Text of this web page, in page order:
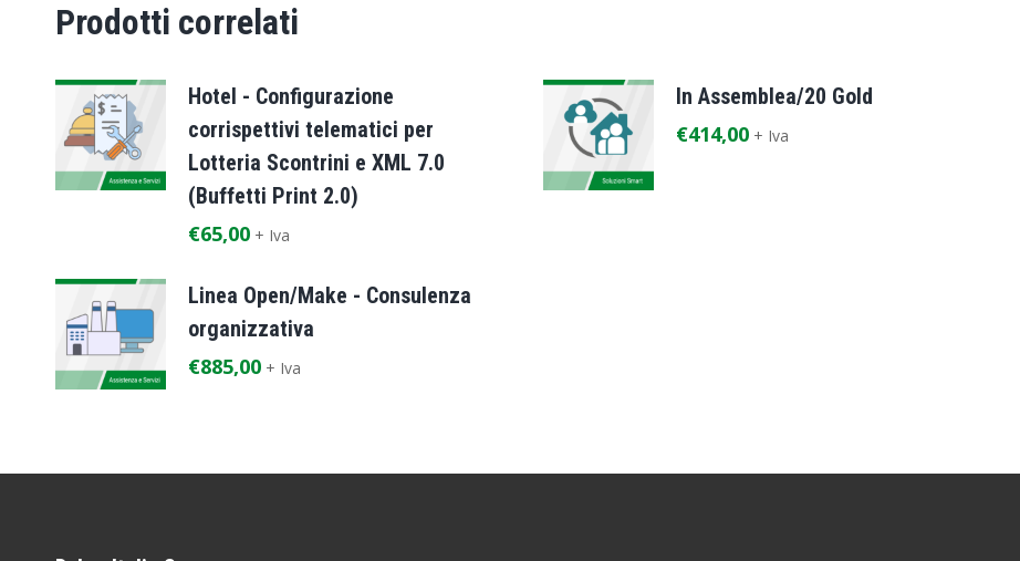
Prodotti correlati
Hotel - Configurazione
corrispettivi telematici per
Lotteria Scontrini e XML 7.0
(Buffetti Print 2.0)
€65,00 + Iva
In Assemblea/20 Gold
€414,00 + Iva
Linea Open/Make - Consulenza
organizzativa
€885,00 + Iva